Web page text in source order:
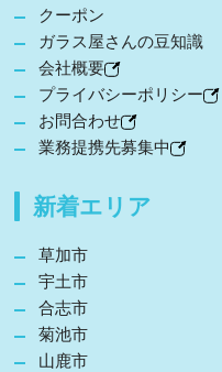
クーポン
ガラス屋さんの豆知識
会社概要
プライバシーポリシー
お問合わせ
業務提携先募集中
新着エリア
草加市
宇土市
合志市
菊池市
山鹿市